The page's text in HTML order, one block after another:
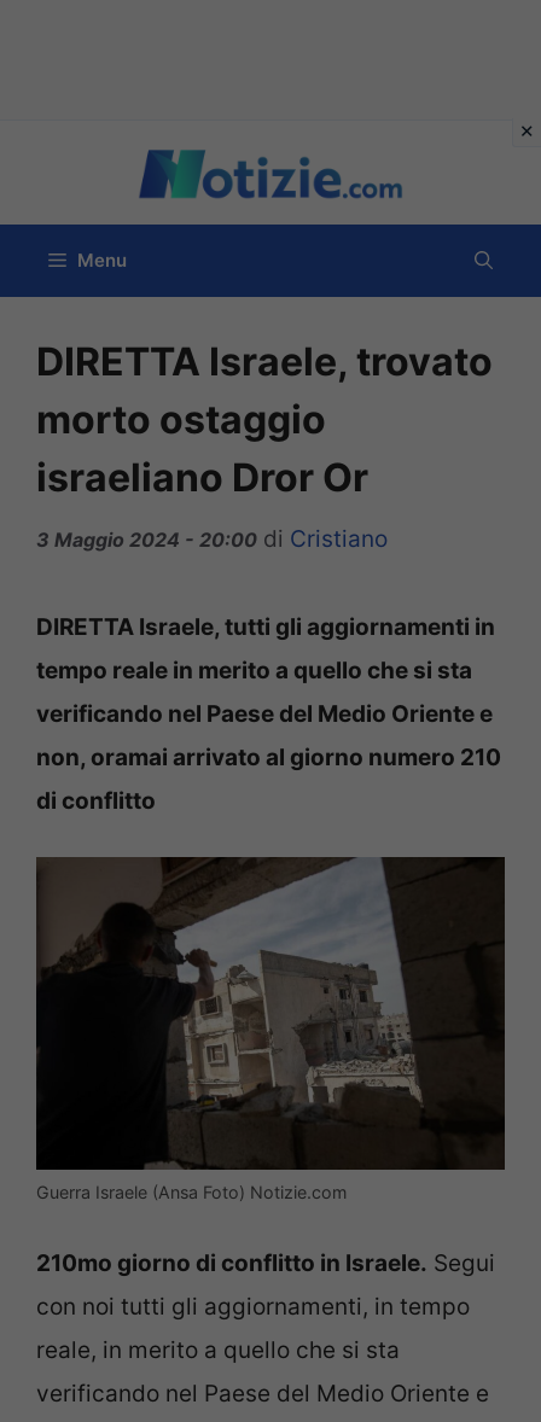
contenuto
Menu
DIRETTA Israele, trovato
morto ostaggio
israeliano Dror Or
3 Maggio 2024 - 20:00 di Cristiano
DIRETTA Israele, tutti gli aggiornamenti in
tempo reale in merito a quello che si sta
verificando nel Paese del Medio Oriente e
non, oramai arrivato al giorno numero 210
di conflitto
Guerra Israele (Ansa Foto) Notizie.com
210mo giorno di conflitto in Israele. Segui
con noi tutti gli aggiornamenti, in tempo
reale, in merito a quello che si sta
verificando nel Paese del Medio Oriente e